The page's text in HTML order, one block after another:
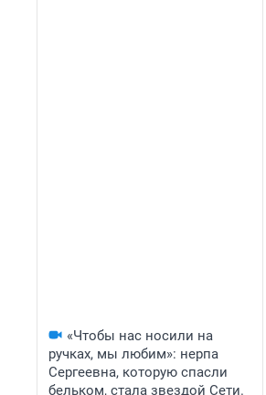
«Чтобы нас носили на
ручках, мы любим»: нерпа
Сергеевна, которую спасли
бельком, стала звездой Сети.